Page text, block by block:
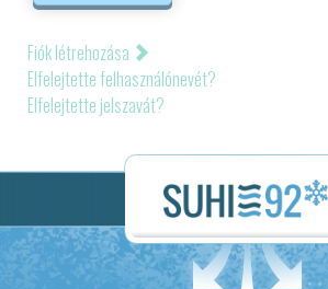
Fiók létrehozása
Elfelejtette felhasználónevét?
Elfelejtette jelszavát?